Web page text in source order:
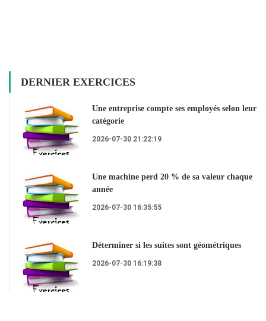
DERNIER EXERCICES
Une entreprise compte ses employés selon leur
catégorie
2026-07-30 21:22:19
Une machine perd 20 % de sa valeur chaque
année
2026-07-30 16:35:55
Déterminer si les suites sont géométriques
2026-07-30 16:19:38